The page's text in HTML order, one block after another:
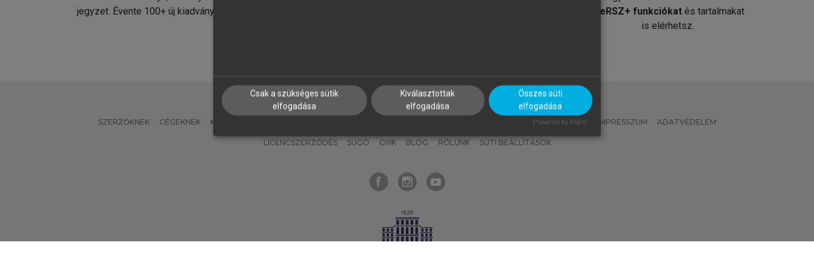
jegyzet. Évente 100+ új kiadvány.
MeRSZ+ funkciókat és tartalmakat
is elérhetsz.
SZERZŐKNEK CÉGEKNEK KÖNYVTÁROSOKNAK MI – ÁLTALÁNOS IRÁNYELVEK IMPRESSZUM ADATVÉDELEM
LICENCSZERZŐDÉS SÚGÓ GYIK BLOG RÓLUNK SÜTI BEÁLLÍTÁSOK
Csak a szükséges sütik
elfogadása
Kiválasztottak
elfogadása
Összes süti
elfogadása
Powered by Klaro!